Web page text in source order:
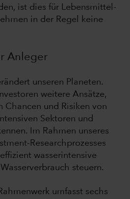
ist dies für Lebensmittel-
in der Regel keine
Anleger
unseren Planeten.
weitere Ansätze,
Chancen und Risiken von
Sektoren und
Im Rahmen unseres
Researchprozesses
wasserintensive
steuern.
umfasst sechs